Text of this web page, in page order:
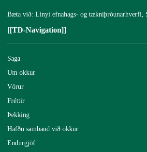
Bæta við: Linyi efnahags- og tækniþróunarhverfi,
[[TD-Navigation]]
Saga
Um okkur
Vörur
Fréttir
Þekking
Hafðu samband við okkur
Endurgjöf